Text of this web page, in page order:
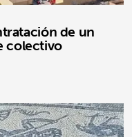
de un
colectivo